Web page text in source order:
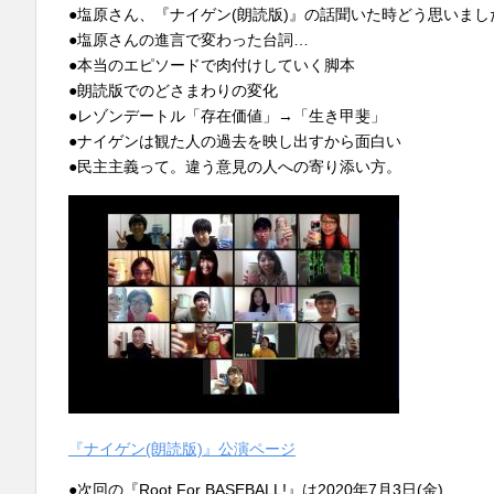
●塩原さん、『ナイゲン(朗読版)』の話聞いた時どう思いまし
●塩原さんの進言で変わった台詞…
●本当のエピソードで肉付けしていく脚本
●朗読版でのどさまわりの変化
●レゾンデートル「存在価値」→「生き甲斐」
●ナイゲンは観た人の過去を映し出すから面白い
●民主主義って。違う意見の人への寄り添い方。
『ナイゲン(朗読版)』公演ページ
●次回の『Root For BASEBALL!』は2020年7月3日(金)